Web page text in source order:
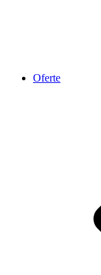
Oferte